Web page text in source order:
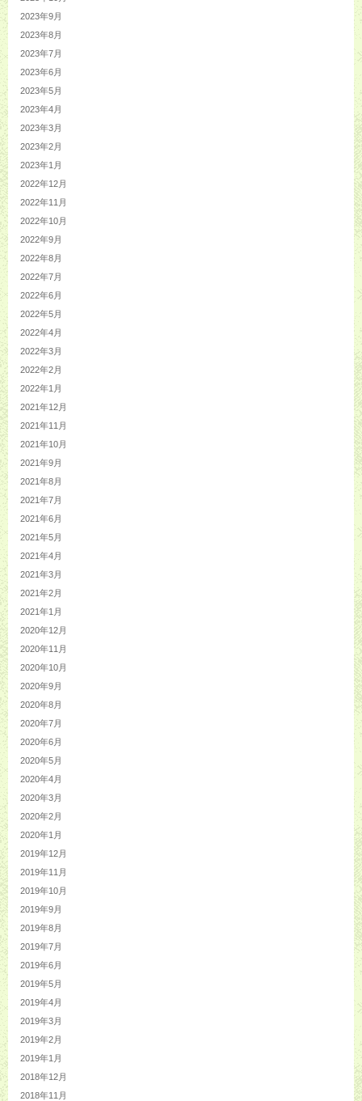
2023年9月
2023年8月
2023年7月
2023年6月
2023年5月
2023年4月
2023年3月
2023年2月
2023年1月
2022年12月
2022年11月
2022年10月
2022年9月
2022年8月
2022年7月
2022年6月
2022年5月
2022年4月
2022年3月
2022年2月
2022年1月
2021年12月
2021年11月
2021年10月
2021年9月
2021年8月
2021年7月
2021年6月
2021年5月
2021年4月
2021年3月
2021年2月
2021年1月
2020年12月
2020年11月
2020年10月
2020年9月
2020年8月
2020年7月
2020年6月
2020年5月
2020年4月
2020年3月
2020年2月
2020年1月
2019年12月
2019年11月
2019年10月
2019年9月
2019年8月
2019年7月
2019年6月
2019年5月
2019年4月
2019年3月
2019年2月
2019年1月
2018年12月
2018年11月